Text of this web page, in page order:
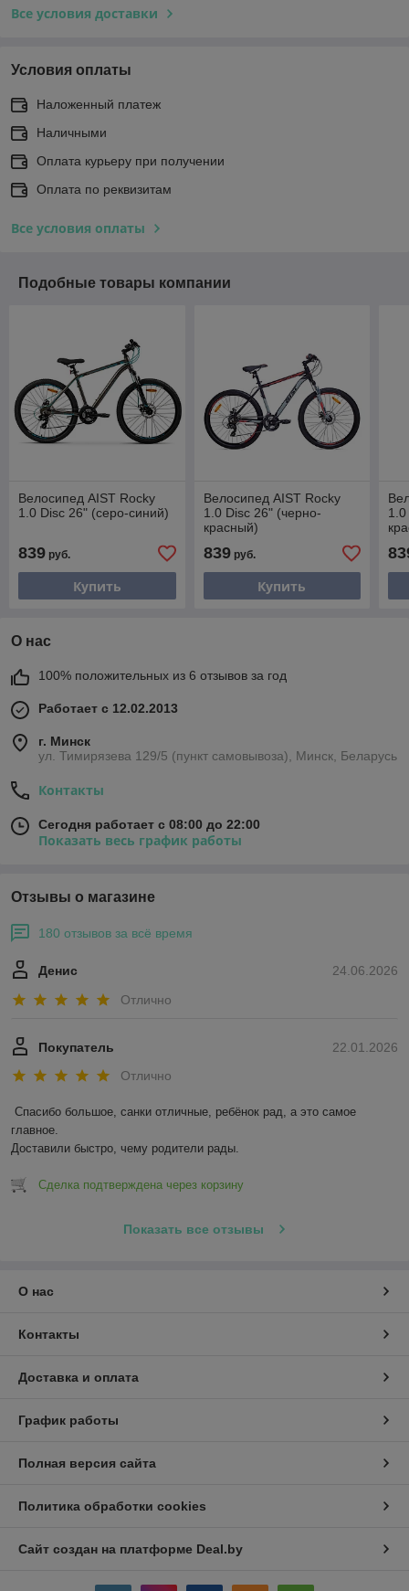
Все условия доставки
Условия оплаты
Наложенный платеж
Наличными
Оплата курьеру при получении
Оплата по реквизитам
Все условия оплаты
Подобные товары компании
Велосипед AIST Rocky
1.0 Disc 26" (серо-синий)
839 руб.
Купить
Велосипед AIST Rocky
1.0 Disc 26" (черно-
красный)
839руб.
Купить
О нас
100% положительных из 6 отзывов за год
Работает с 12.02.2013
г. Минск
ул. Тимирязева 129/5 (пункт самовывоза), Минск, Беларусь
Контакты
Сегодня работает с 08:00 до 22:00
Показать весь график работы
Отзывы о магазине
180 отзывов за всё время
24.06.2026
Денис
Отлично
22.01.2026
Покупатель
Отлично
Спасибо большое, санки отличные, ребёнок рад, а это самое
главное.
Доставили быстро, чему родители рады.
Сделка подтверждена через корзину
Показать все отзывы
О нас
Контакты
Доставка и оплата
График работы
Полная версия сайта
Политика обработки cookies
Сайт создан на платформе Deal.by